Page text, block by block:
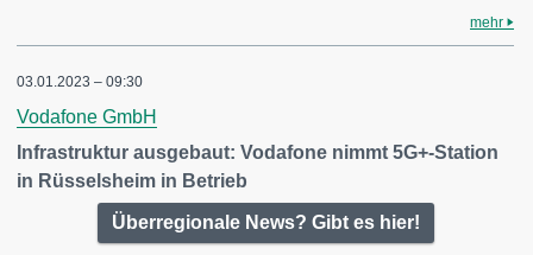
mehr
03.01.2023 – 09:30
Vodafone GmbH
Infrastruktur ausgebaut: Vodafone nimmt 5G+-Station
in Rüsselsheim in Betrieb
Überregionale News? Gibt es hier!